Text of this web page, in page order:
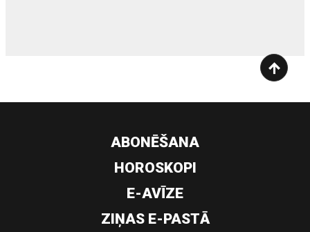
ABONĒŠANA
HOROSKOPI
E-AVĪZE
ZIŅAS E-PASTĀ